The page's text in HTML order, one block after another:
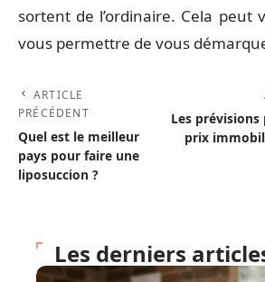
sortent de l’ordinaire. Cela peut
vous permettre de vous
ARTICLE
PRÉCÉDENT
Quel est le meilleur
pays pour faire une
liposuccion ?
Les prévisions
prix
Les derniers